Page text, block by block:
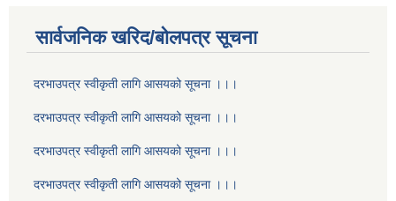
सार्वजनिक खरिद/बोलपत्र सूचना
दरभाउपत्र स्वीकृती लागि आसयको सूचना ।।।
दरभाउपत्र स्वीकृती लागि आसयको सूचना ।।।
दरभाउपत्र स्वीकृती लागि आसयको सूचना ।।।
दरभाउपत्र स्वीकृती लागि आसयको सूचना ।।।